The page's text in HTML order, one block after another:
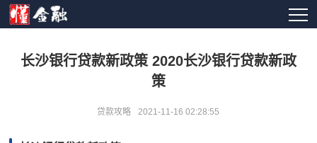
长沙银行贷款新政策 2020长沙银行贷款新政
策
贷款攻略 2021-11-16 02:28:55